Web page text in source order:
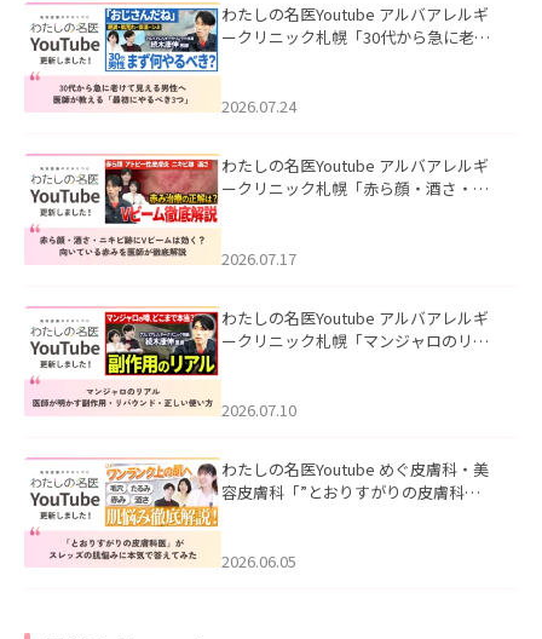
わたしの名医Youtube アルバアレルギ
ークリニック札幌「30代から急に老け
た。
2026.07.24
わたしの名医Youtube アルバアレルギ
ークリニック札幌「赤ら顔・酒さ・ニ
した。
2026.07.17
わたしの名医Youtube アルバアレルギ
ークリニック札幌「マンジャロのリア
た。
2026.07.10
わたしの名医Youtube めぐ皮膚科・美
容皮膚科「”とおりすがりの皮膚科
2026.06.05